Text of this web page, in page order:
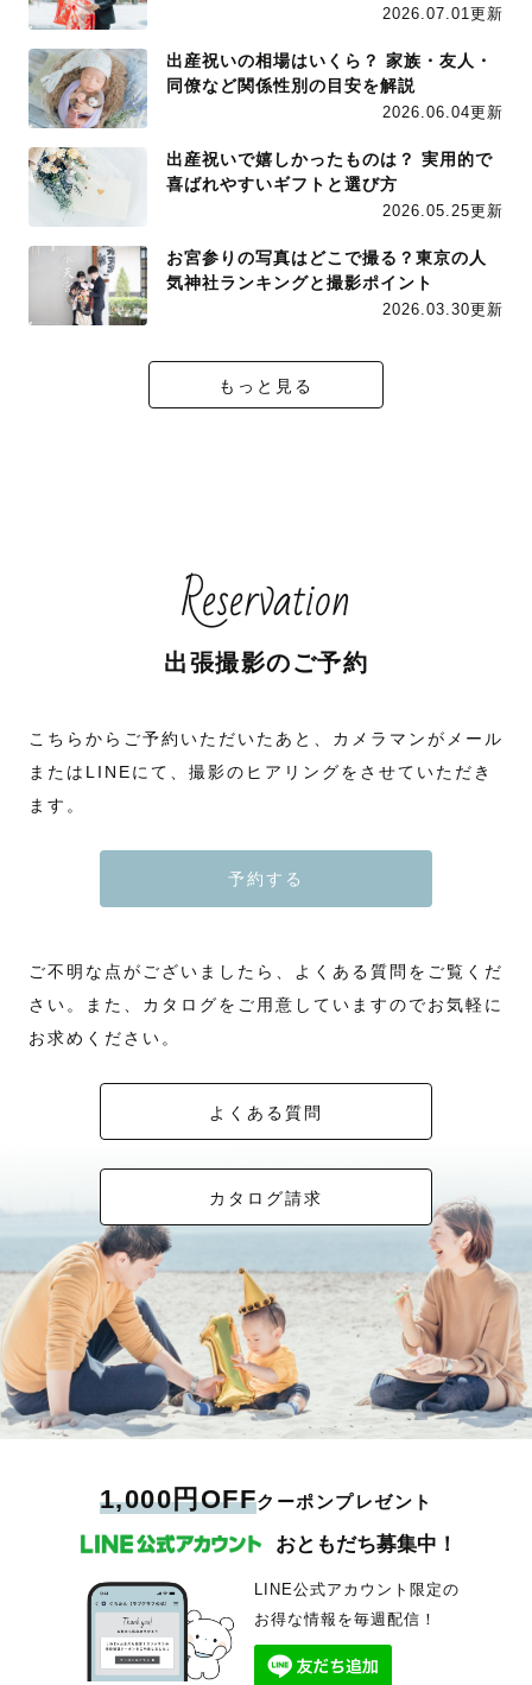
2026.07.01更新
出産祝いの相場はいくら？ 家族・友人・
同僚など関係性別の目安を解説
2026.06.04更新
出産祝いで嬉しかったものは？ 実用的で
喜ばれやすいギフトと選び方
2026.05.25更新
お宮参りの写真はどこで撮る？東京の人
気神社ランキングと撮影ポイント
2026.03.30更新
もっと見る
Reservation
出張撮影のご予約
こちらからご予約いただいたあと、カメラマンがメール
またはLINEにて、撮影のヒアリングをさせていただき
ます。
予約する
ご不明な点がございましたら、よくある質問をご覧くだ
さい。また、カタログをご用意していますのでお気軽に
お求めください。
よくある質問
カタログ請求
1,000円OFFクーポンプレゼント
おともだち募集中！
LINE公式アカウント限定の
お得な情報を毎週配信！